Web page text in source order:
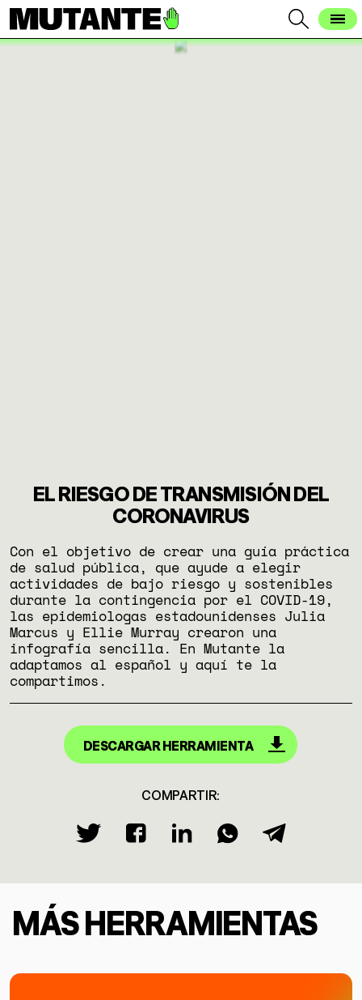
EL RIESGO DE TRANSMISIÓN DEL
CORONAVIRUS
Con el objetivo de crear una guía práctica
de salud pública, que ayude a elegir
actividades de bajo riesgo y sostenibles
durante la contingencia por el COVID-19,
las epidemiologas estadounidenses Julia
Marcus y Ellie Murray crearon una
infografía sencilla. En Mutante la
adaptamos al español y aquí te la
compartimos.
DESCARGAR HERRAMIENTA
COMPARTIR:
MÁS HERRAMIENTAS